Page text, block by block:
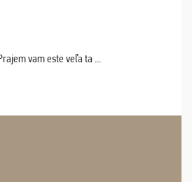
vam este veľa ta ...